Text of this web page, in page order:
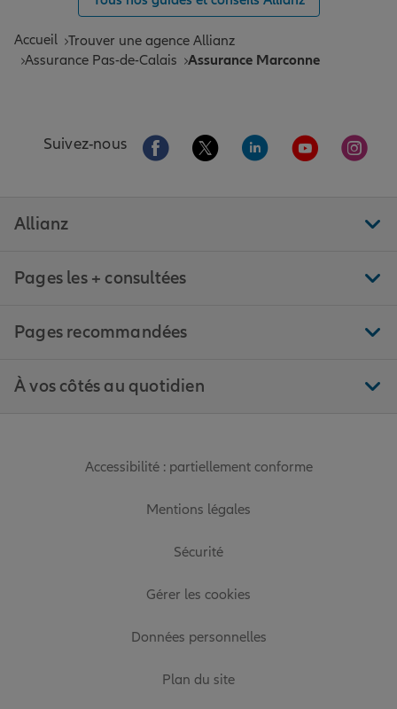
Accueil Trouver une agence Allianz
Assurance Pas-de-Calais
Assurance Marconne
Suivez-nous Aller sur la page Facebook de Allianz
Aller sur la page Twitter de
Aller sur la page
Aller sur la
Aller
Allianz
Pages les + consultées
Pages recommandées
À vos côtés au quotidien
Accessibilité : partiellement conforme
Mentions légales
Sécurité
Gérer les cookies
Données personnelles
Plan du site